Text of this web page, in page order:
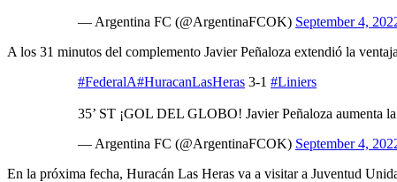
— Argentina FC (@ArgentinaFCOK) September 4,
A los 31 minutos del complemento Javier Peñaloza extendió la
#FederalA#HuracanLasHeras 3-1 #Liniers
35’ ST ¡GOL DEL GLOBO! Javier Peñaloza aumenta
— Argentina FC (@ArgentinaFCOK) September 4,
En la próxima fecha, Huracán Las Heras va a visitar a Juventud